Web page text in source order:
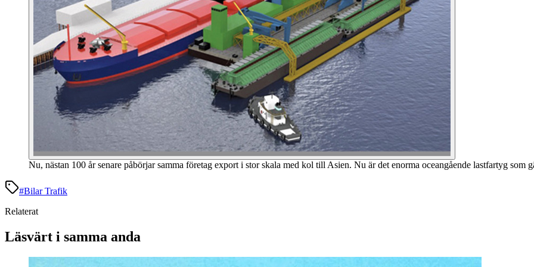
Nu, nästan 100 år senare påbörjar samma företag export i stor skala med kol till Asien. Nu är det enorma oceangående lastfartyg som
#Bilar Trafik
Relaterat
Läsvärt i samma anda